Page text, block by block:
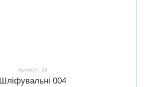
Артикул: 26
Шліфувальні 004